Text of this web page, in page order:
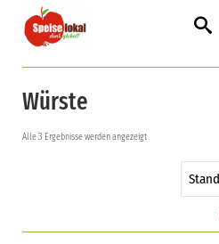
Würste
Alle 3 Ergebnisse werden angezeigt